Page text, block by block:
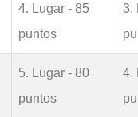
4. Lugar - 85
puntos
3.
5. Lugar - 80
puntos
4.